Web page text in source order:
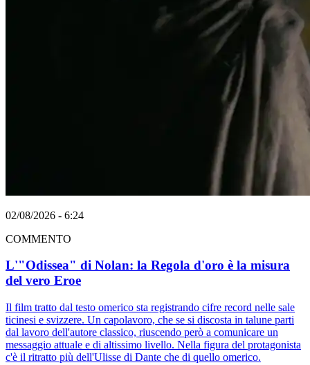
02/08/2026 - 6:24
COMMENTO
L'"Odissea" di Nolan: la Regola d'oro è la misura
del vero Eroe
Il film tratto dal testo omerico sta registrando cifre record nelle sale
ticinesi e svizzere. Un capolavoro, che se si discosta in talune parti
dal lavoro dell'autore classico, riuscendo però a comunicare un
messaggio attuale e di altissimo livello. Nella figura del protagonista
c'è il ritratto più dell'Ulisse di Dante che di quello omerico.